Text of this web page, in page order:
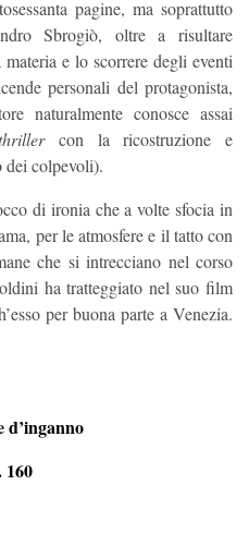
pagine, ma soprattutto
Sbrogiò, oltre a risultare
e lo scorrere degli eventi
personali del protagonista,
naturalmente conosce assai
con la ricostruzione e
dei colpevoli).
di ironia che a volte sfocia in
per le atmosfere e il tatto con
che si intrecciano nel corso
ha tratteggiato nel suo film
per buona parte a Venezia.
d’inganno
160